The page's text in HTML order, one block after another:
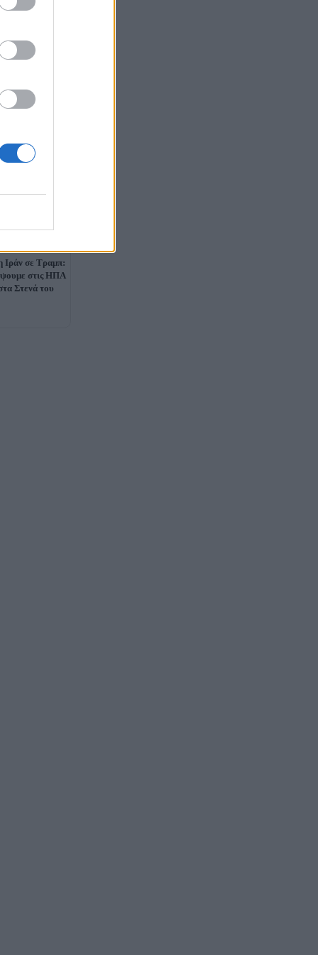
Ιράν σε Τραμπ:
στις ΗΠΑ
Στενά του